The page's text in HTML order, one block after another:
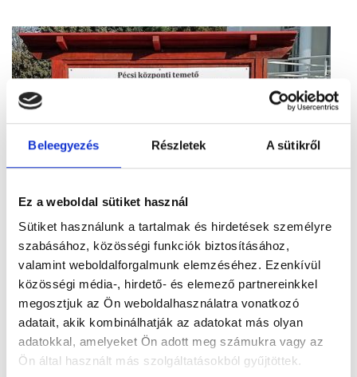
Beleegyezés Részletek A sütikről
Ez a weboldal sütiket használ
Sütiket használunk a tartalmak és hirdetések személyre
szabásához, közösségi funkciók biztosításához,
valamint weboldalforgalmunk elemzéséhez. Ezenkívül
közösségi média-, hirdető- és elemező partnereinkkel
megosztjuk az Ön weboldalhasználatra vonatkozó
adatait, akik kombinálhatják az adatokat más olyan
adatokkal, amelyeket Ön adott meg számukra vagy az
Ön által használt más szolgáltatásokból gyűjtöttek.
Figyelem! Módosul a Pécsi Köztemető
ügyfélszolgálatának nyitvatartása
A tartós hőhullám miatt bevezetett
takarékossági intézkedések részeként módosul
a Pécsi Köztemető ügyfélszolgálatának
nyitvatartása: 2026. augusztus 3–8. között,
hétfőtől szombatig 12 óráig várják az ügyfeleket.